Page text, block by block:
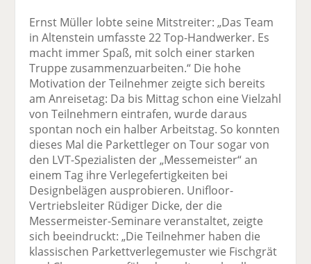
Ernst Müller lobte seine Mitstreiter: „Das Team
in Altenstein umfasste 22 Top-Handwerker. Es
macht immer Spaß, mit solch einer starken
Truppe zusammenzuarbeiten.“ Die hohe
Motivation der Teilnehmer zeigte sich bereits
am Anreisetag: Da bis Mittag schon eine Vielzahl
von Teilnehmern eintrafen, wurde daraus
spontan noch ein halber Arbeitstag. So konnten
dieses Mal die Parkettleger on Tour sogar von
den LVT-Spezialisten der „Messemeister“ an
einem Tag ihre Verlegefertigkeiten bei
Designbelägen ausprobieren. Unifloor-
Vertriebsleiter Rüdiger Dicke, der die
Messermeister-Seminare veranstaltet, zeigte
sich beeindruckt: „Die Teilnehmer haben die
klassischen Parkettverlegemuster wie Fischgrät